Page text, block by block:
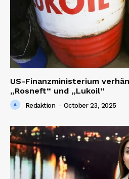
US-Finanzministerium
„Rosneft“ und „Lukoil“
Redaktion - October 23, 2025